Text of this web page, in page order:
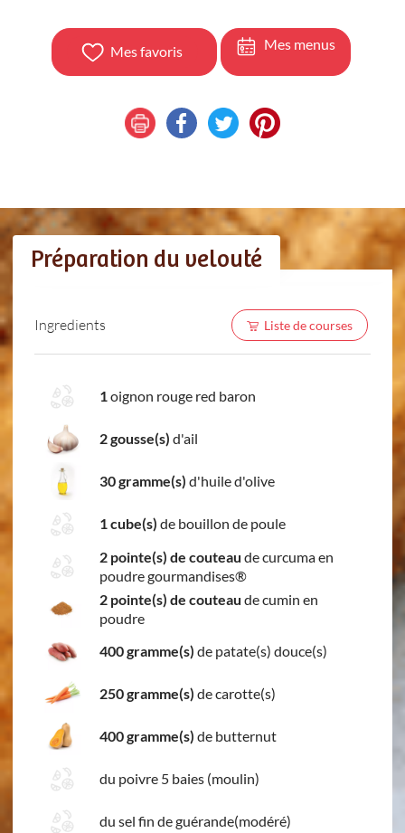
Mes favoris Mes menus
Préparation du velouté
Ingredients Liste de courses
1oignon rouge red baron
2 gousse(s) d'ail
30 gramme(s) d'huile d'olive
1 cube(s) de bouillon de poule
2 pointe(s) de couteau de curcuma en
poudre gourmandises®
2 pointe(s) de couteau de cumin en
poudre
400 gramme(s) de patate(s) douce(s)
250 gramme(s) de carotte(s)
400 gramme(s) de butternut
du poivre 5 baies (moulin)
du sel fin de guérande(modéré)